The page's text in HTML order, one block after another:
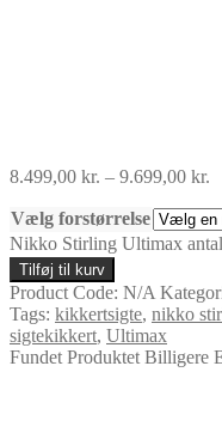
8.499,00 kr. – 9.699,00 kr.
Vælg forstørrelse
Nikko Stirling Ultimax antal
Tilføj til kurv
Product Code: N/A
Tags: kikkertsigte, nikko
sigtekikkert, Ultimax
Fundet Produktet Billigere